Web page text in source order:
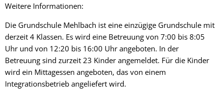
Weitere Informationen:
Die Grundschule Mehlbach ist eine einzügige Grundschule mit
derzeit 4 Klassen. Es wird eine Betreuung von 7:00 bis 8:05
Uhr und von 12:20 bis 16:00 Uhr angeboten. In der
Betreuung sind zurzeit 23 Kinder angemeldet. Für die Kinder
wird ein Mittagessen angeboten, das von einem
Integrationsbetrieb angeliefert wird.